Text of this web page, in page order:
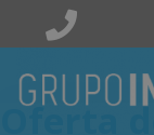
Oferta